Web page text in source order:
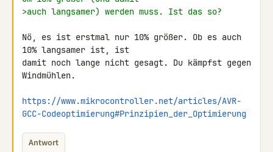
>auch langsamer) werden muss. Ist das so?
Nö, es ist erstmal nur 10% größer. Ob es auch
10% langsamer ist, ist
damit noch lange nicht gesagt. Du kämpfst gegen
Windmühlen.
https://www.mikrocontroller.net/articles/AVR-
GCC-Codeoptimierung#Prinzipien_der_Optimierung
Antwort